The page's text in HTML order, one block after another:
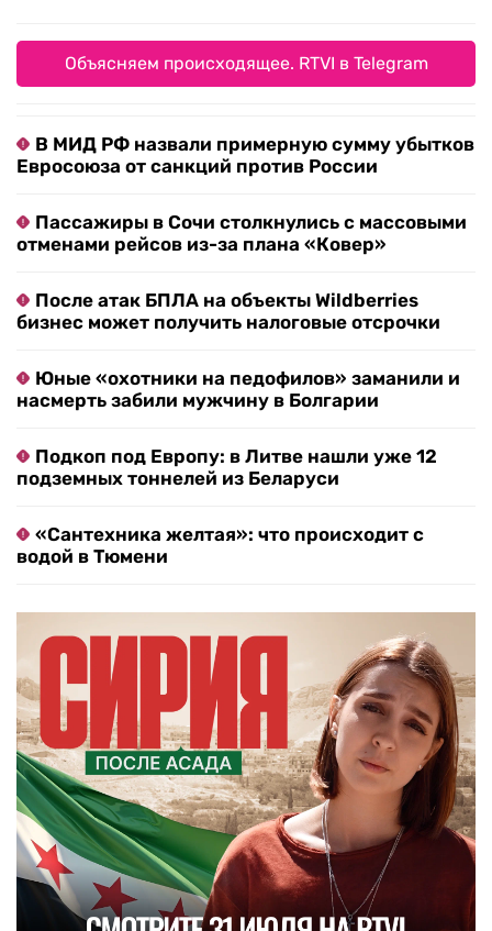
Объясняем происходящее. RTVI в Telegram
В МИД РФ назвали примерную сумму убытков
Евросоюза от санкций против России
Пассажиры в Сочи столкнулись с массовыми
отменами рейсов из-за плана «Ковер»
После атак БПЛА на объекты Wildberries
бизнес может получить налоговые отсрочки
Юные «охотники на педофилов» заманили и
насмерть забили мужчину в Болгарии
Подкоп под Европу: в Литве нашли уже 12
подземных тоннелей из Беларуси
«Сантехника желтая»: что происходит с
водой в Тюмени